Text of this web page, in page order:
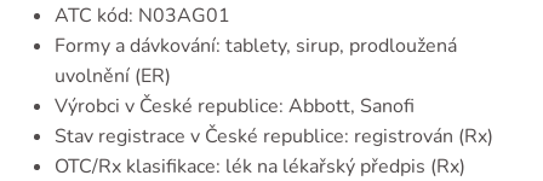
ATC kód: N03AG01
Formy a dávkování: tablety, sirup, prodloužená
uvolnění (ER)
Výrobci v České republice: Abbott, Sanofi
Stav registrace v České republice: registrován (Rx)
OTC/Rx klasifikace: lék na lékařský předpis (Rx)